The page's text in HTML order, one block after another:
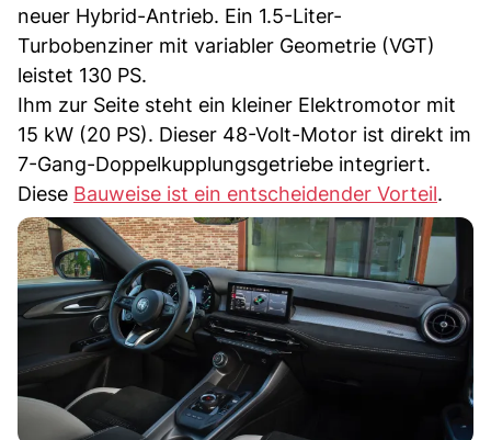
neuer Hybrid-Antrieb. Ein 1.5-Liter-
Turbobenziner mit variabler Geometrie (VGT)
leistet 130 PS.
Ihm zur Seite steht ein kleiner Elektromotor mit
15 kW (20 PS). Dieser 48-Volt-Motor ist direkt im
7-Gang-Doppelkupplungsgetriebe integriert.
Diese Bauweise ist ein entscheidender Vorteil.